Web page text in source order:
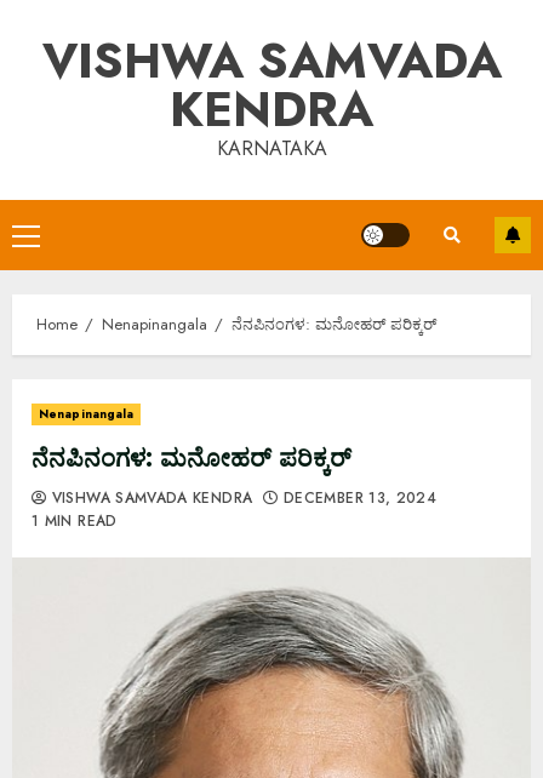
contentVISHWA SAMVADA
KENDRA
KARNATAKA
Primary
Menu
Home Nenapinangala ನೆನಪಿನಂಗಳ: ಮನೋಹರ್‌ ಪರಿಕ್ಕರ್‌
Nenapinangala
ನೆನಪಿನಂಗಳ: ಮನೋಹರ್‌ ಪರಿಕ್ಕರ್‌
VISHWA SAMVADA KENDRA
DECEMBER 13, 2024
1 MIN READ